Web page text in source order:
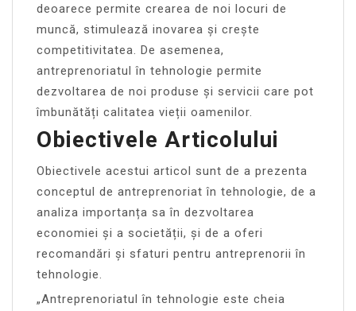
deoarece permite crearea de noi locuri de
muncă, stimulează inovarea și crește
competitivitatea. De asemenea,
antreprenoriatul în tehnologie permite
dezvoltarea de noi produse și servicii care pot
îmbunătăți calitatea vieții oamenilor.
Obiectivele Articolului
Obiectivele acestui articol sunt de a prezenta
conceptul de antreprenoriat în tehnologie, de a
analiza importanța sa în dezvoltarea
economiei și a societății, și de a oferi
recomandări și sfaturi pentru antreprenorii în
tehnologie.
„Antreprenoriatul în tehnologie este cheia